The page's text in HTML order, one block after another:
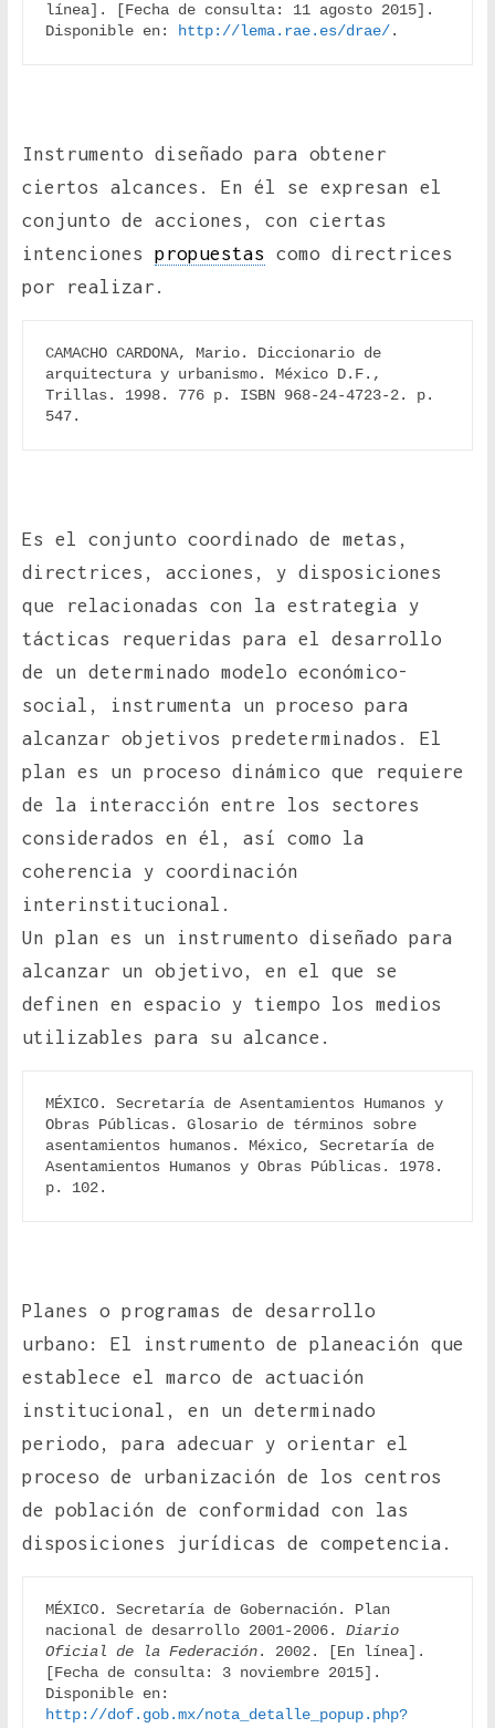
línea]. [Fecha de consulta: 11 agosto 2015].
Disponible en:
http://lema.rae.es/drae/.
Instrumento diseñado para obtener
ciertos alcances. En él se expresan el
conjunto de acciones, con ciertas
intenciones propuestas como directrices
por realizar.
CAMACHO CARDONA, Mario. Diccionario de
arquitectura y urbanismo. México D.F.,
Trillas. 1998. 776 p. ISBN 968-24-4723-2. p.
547.
Es el conjunto coordinado de metas,
directrices, acciones, y disposiciones
que relacionadas con la estrategia y
tácticas requeridas para el desarrollo
de un determinado modelo económico-
social, instrumenta un proceso para
alcanzar objetivos predeterminados. El
plan es un proceso dinámico que requiere
de la interacción entre los sectores
considerados en él, así como la
coherencia y coordinación
interinstitucional.
Un plan es un instrumento diseñado para
alcanzar un objetivo, en el que se
definen en espacio y tiempo los medios
utilizables para su alcance.
MÉXICO. Secretaría de Asentamientos Humanos y
Obras Públicas. Glosario de términos sobre
asentamientos humanos. México, Secretaría de
Asentamientos Humanos y Obras Públicas. 1978.
p. 102.
Planes o programas de desarrollo
urbano: El instrumento de planeación que
establece el marco de actuación
institucional, en un determinado
periodo, para adecuar y orientar el
proceso de urbanización de los centros
de población de conformidad con las
disposiciones jurídicas de competencia.
MÉXICO. Secretaría de Gobernación. Plan
nacional de desarrollo 2001-2006. Diario
Oficial de la Federación. 2002. [En línea].
[Fecha de consulta: 3 noviembre 2015].
http://dof.gob.mx/nota_detalle_popup.php?